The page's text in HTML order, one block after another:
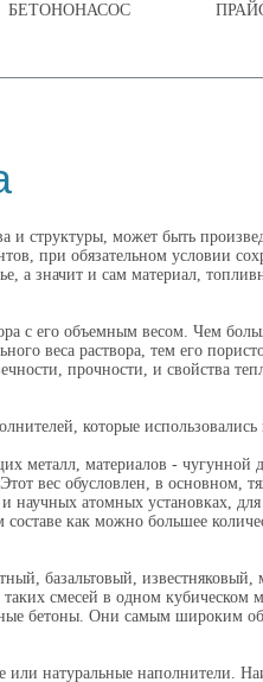
БЕТОНОНАСОС
и структуры, может быть
при обязательном условии
а значит и сам материал,
с его объемным весом. Чем
веса раствора, тем его
прочности, и свойства
которые использовались
металл, материалов -
вес обусловлен, в основном,
атомных установках,
как можно большее
базальтовый,
смесей в одном кубическом
бетоны. Они самым широким
натуральные наполнители.